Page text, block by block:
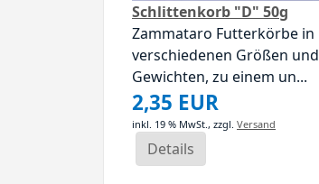
Schlittenkorb "D" 50g
Zammataro Futterkörbe in
verschiedenen Größen und
Gewichten, zu einem un...
2,35 EUR
inkl. 19 % MwSt., zzgl. Versand
Details